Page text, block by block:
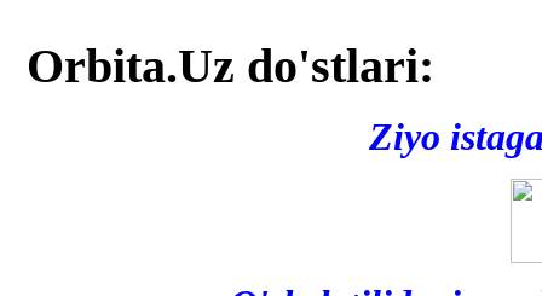
Orbita.Uz do'stlari:
Ziyo